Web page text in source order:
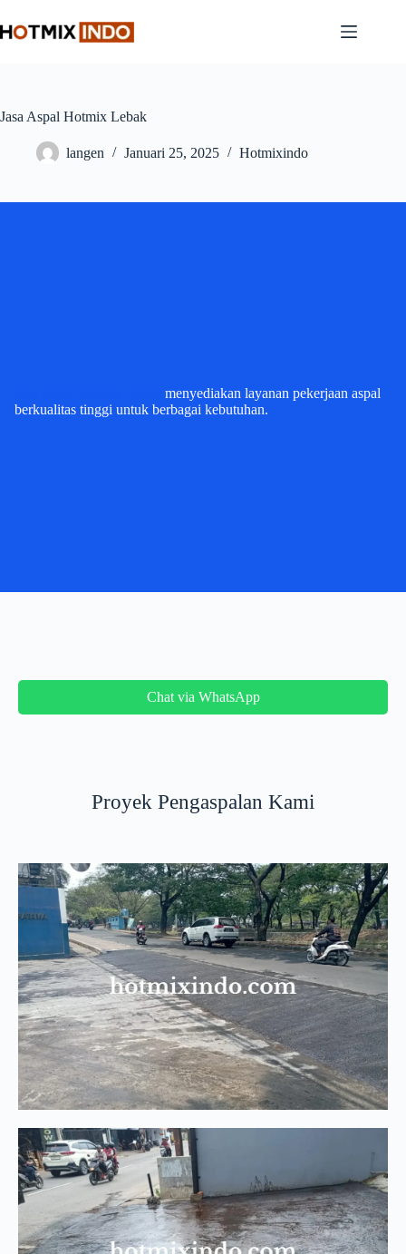
to
content
Jasa Aspal Hotmix Lebak
langen Januari 25, 2025 Hotmixindo
menyediakan layanan pekerjaan aspal
berkualitas tinggi untuk berbagai kebutuhan.
Chat via WhatsApp
Proyek Pengaspalan Kami